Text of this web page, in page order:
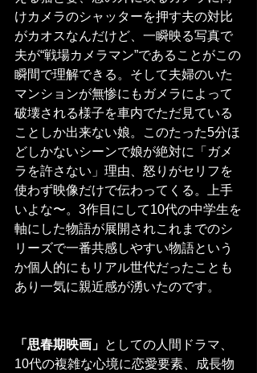
けカメラのシャッターを押す夫の対比
がカオスなんだけど、一瞬映る写真で
夫が“戦場カメラマン”であることがこの
瞬間で理解できる。そして夫婦のいた
マンションが無惨にもガメラによって
破壊される様子を車内でただ見ている
ことしか出来ない娘。このたった5分ほ
どしかないシーンで娘が絶対に「ガメ
ラを許さない」理由、怒りがセリフを
使わず映像だけで伝わってくる。上手
いよな〜。3作目にして10代の中学生を
軸にした物語が展開されこれまでのシ
リーズで一番共感しやすい物語という
か個人的にもリアル世代だったことも
あり一気に親近感が湧いたのです。
「思春期映画」 としての人間ドラマ、
10代の複雑な心境に恋愛要素、成長物